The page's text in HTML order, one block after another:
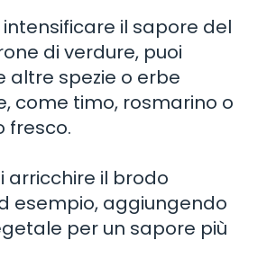
intensificare il sapore del
di verdure, puoi
altre spezie o erbe
come timo, rosmarino o
fresco.
arricchire il brodo
esempio, aggiungendo
per un sapore più